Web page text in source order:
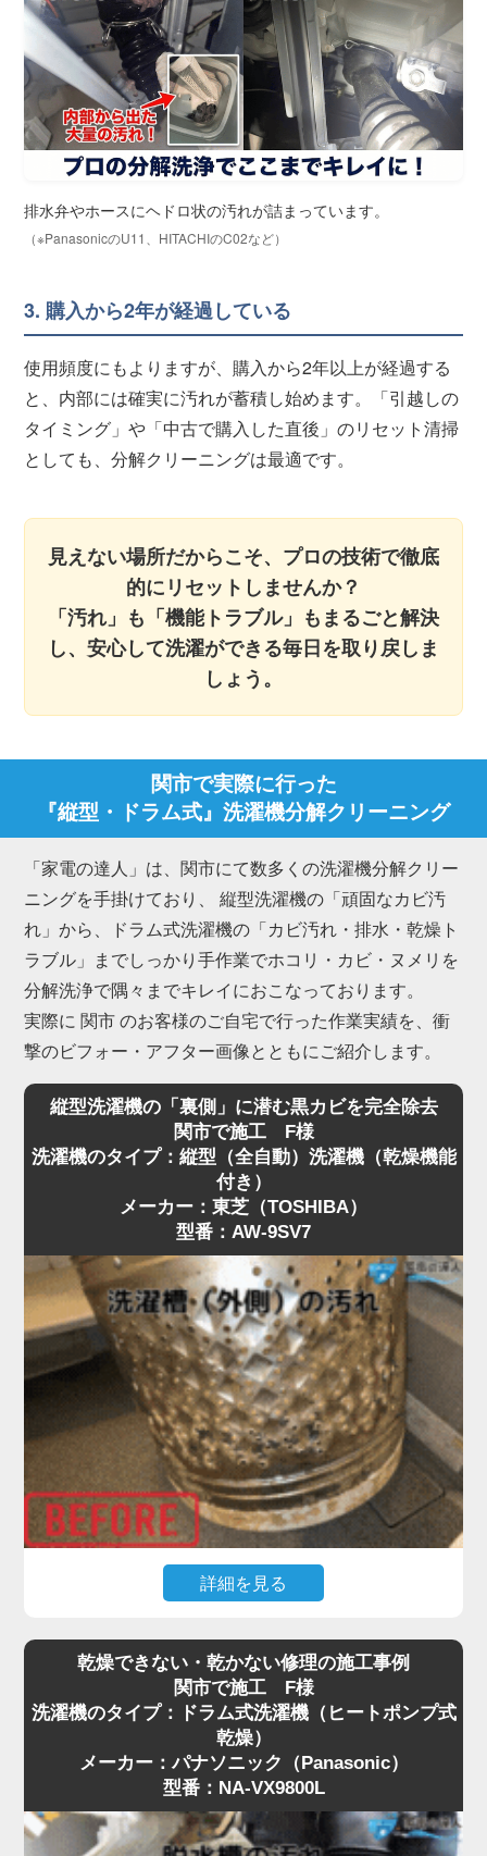
排水弁やホースにヘドロ状の汚れが詰まっています。
（※PanasonicのU11、HITACHIのC02など）
3. 購入から2年が経過している
使用頻度にもよりますが、購入から2年以上が経過する
と、内部には確実に汚れが蓄積し始めます。「引越しの
タイミング」や「中古で購入した直後」のリセット清掃
としても、分解クリーニングは最適です。
見えない場所だからこそ、プロの技術で徹底
的にリセットしませんか？
「汚れ」も「機能トラブル」もまるごと解決
し、安心して洗濯ができる毎日を取り戻しま
しょう。
関市で実際に行った
『縦型・ドラム式』洗濯機分解クリーニング
「家電の達人」は、関市にて数多くの洗濯機分解クリー
ニングを手掛けており、 縦型洗濯機の「頑固なカビ汚
れ」から、ドラム式洗濯機の「カビ汚れ・排水・乾燥ト
ラブル」までしっかり手作業でホコリ・カビ・ヌメリを
分解洗浄で隅々までキレイにおこなっております。
実際に 関市 のお客様のご自宅で行った作業実績を、衝
撃のビフォー・アフター画像とともにご紹介します。
縦型洗濯機の「裏側」に潜む黒カビを完全除去
関市で施工 F様
洗濯機のタイプ：縦型（全自動）洗濯機（乾燥機能
付き）
メーカー：東芝（TOSHIBA）
型番：AW-9SV7
詳細を見る
物に黒いカス（ワカメ）が付く」「洗ってもなんと
なくカビ臭い」といったお悩みはありませんか？
実はそれ、洗濯槽の裏側にびっしりとこびりついた
黒カビや、溶け残った洗剤カスが原因です。
特に関市は、設置環境や湿気の影響もあり、購入か
ら数年で見えない場所がカビだらけになっているケ
ースが珍しくありません。
乾燥できない・乾かない修理の施工事例
関市で施工 F様
洗濯機のタイプ：ドラム式洗濯機（ヒートポンプ式
乾燥）
メーカー：パナソニック（Panasonic）
型番：NA-VX9800L